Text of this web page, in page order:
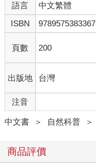
語言 中文繁體
ISBN
9789575383367
頁數 200
出版地 台灣
注音
中文書 ＞ 自然科普 ＞
商品評價